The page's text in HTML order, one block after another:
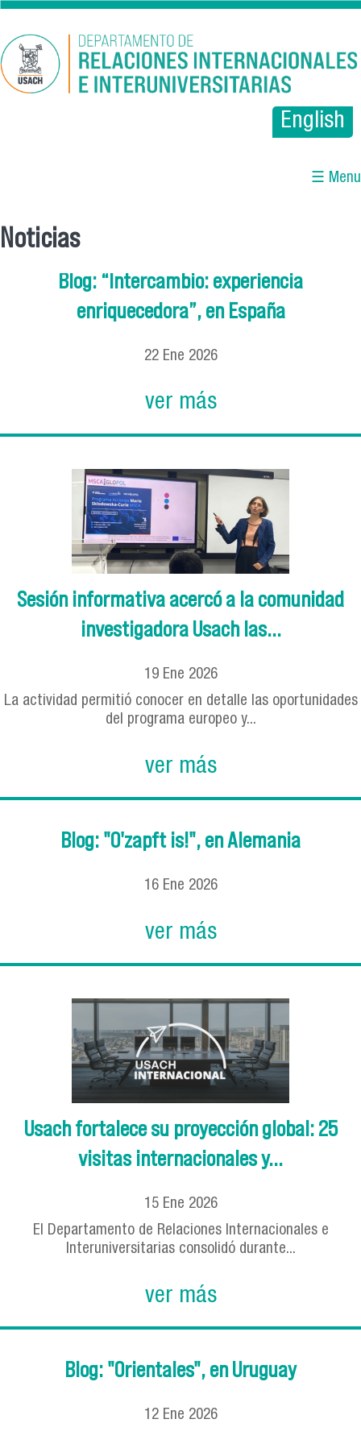
Pasar al contenido principal
English
☰ Menu
Noticias
Blog: “Intercambio: experiencia
enriquecedora”, en España
22 Ene 2026
ver más
Sesión informativa acercó a la comunidad
investigadora Usach las...
19 Ene 2026
La actividad permitió conocer en detalle las oportunidades
del programa europeo y...
ver más
Blog: "O'zapft is!", en Alemania
16 Ene 2026
ver más
Usach fortalece su proyección global: 25
visitas internacionales y...
15 Ene 2026
El Departamento de Relaciones Internacionales e
Interuniversitarias consolidó durante...
ver más
Blog: "Orientales", en Uruguay
12 Ene 2026